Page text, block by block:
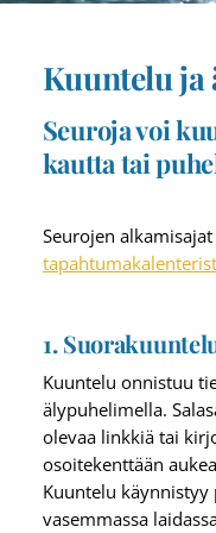
Kuuntelu ja
Seuroja voi
kautta tai
Seurojen
1.
Kuuntelu onnistuu
älypuhelimella.
olevaa linkkiä tai
osoitekenttään
Kuuntelu
vasemmassa